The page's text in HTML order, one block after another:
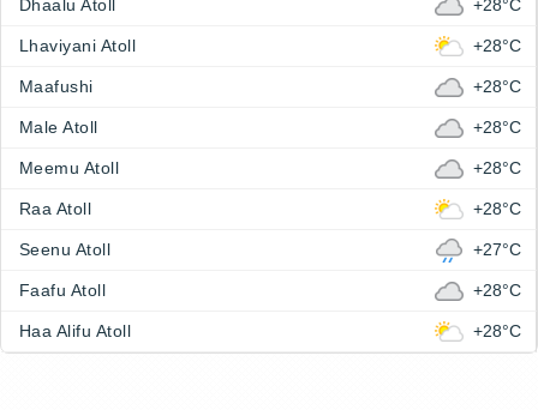
Dhaalu Atoll +28°C
Lhaviyani Atoll +28°C
Maafushi +28°C
Male Atoll +28°C
Meemu Atoll +28°C
Raa Atoll +28°C
Seenu Atoll +27°C
Faafu Atoll +28°C
Haa Alifu Atoll +28°C